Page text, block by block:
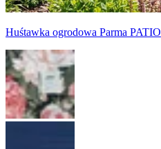
Huśtawka ogrodowa Parma PATIO